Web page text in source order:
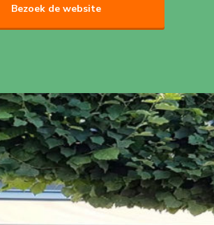
Bezoek de website